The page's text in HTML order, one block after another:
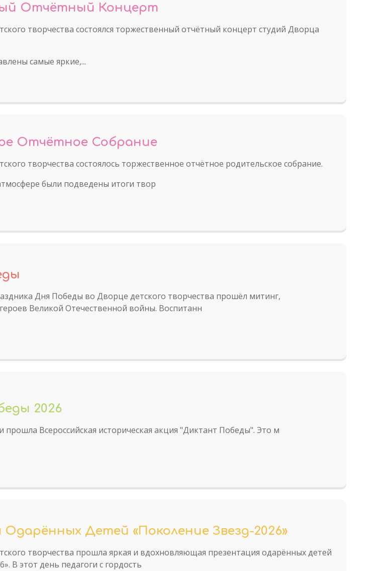
Отчётный Концерт
творчества состоялся торжественный отчётный концерт студий Дворца
самые яркие,...
Отчётное Собрание
творчества состоялось торжественное отчётное родительское собрание.
были подведены итоги твор
Дня Победы во Дворце детского творчества прошёл митинг,
Великой Отечественной войны. Воспитанн
2026
прошла Всероссийская историческая акция "Диктант Победы". Это м
Детей «Поколение Звезд-2026»
творчества прошла яркая и вдохновляющая презентация одарённых детей
В этот день педагоги с гордость